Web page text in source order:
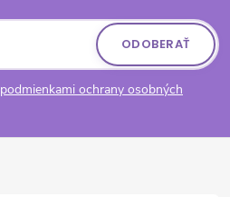
podmienkami ochrany osobných
ODOBERAŤ